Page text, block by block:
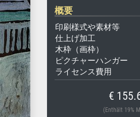
概要
印刷様式や素材等
仕上げ加工
木枠（画枠）
ピクチャーハンガー
ライセンス費用
€
(Enthält 19%